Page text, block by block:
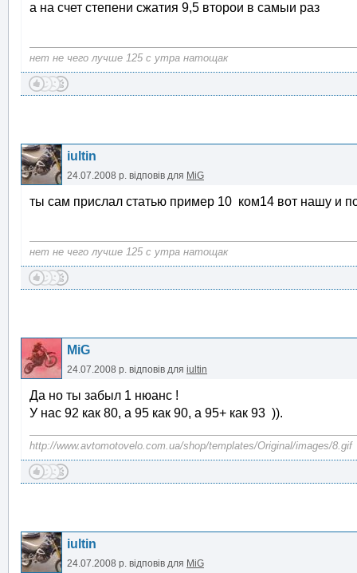
а на счет степени сжатия 9,5 второи в самыи раз
нет не чего лучше 125 с утра натощак
iultin
24.07.2008 р. відповів для MiG
ты сам прислал статью пример 10 ком14 вот нашу и
нет не чего лучше 125 с утра натощак
MiG
24.07.2008 р. відповів для iultin
Да но ты забыл 1 нюанс !
У нас 92 как 80, а 95 как 90, а 95+ как 93 )).
http://www.avtomotovelo.com.ua/shop/templates/Original/images/8.gif
iultin
24.07.2008 р. відповів для MiG